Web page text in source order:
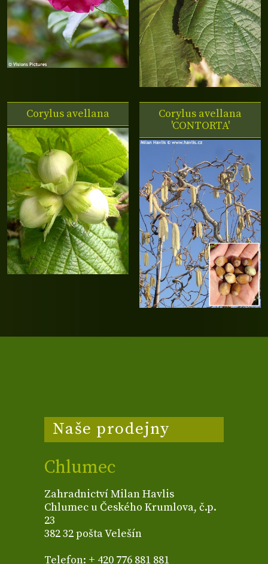
Corylus avellana
Corylus avellana
'CONTORTA'
Naše prodejny
Chlumec
Zahradnictví Milan Havlis
Chlumec u Českého Krumlova, č.p.
23
382 32 pošta Velešín
Telefon: + 420 776 881 881